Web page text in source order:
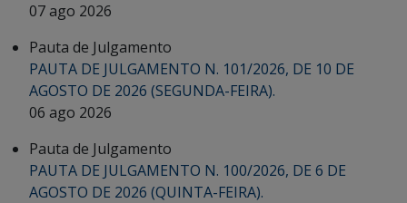
07 ago 2026
Pauta de Julgamento
PAUTA DE JULGAMENTO N. 101/2026, DE 10 DE
AGOSTO DE 2026 (SEGUNDA-FEIRA).
06 ago 2026
Pauta de Julgamento
PAUTA DE JULGAMENTO N. 100/2026, DE 6 DE
AGOSTO DE 2026 (QUINTA-FEIRA).